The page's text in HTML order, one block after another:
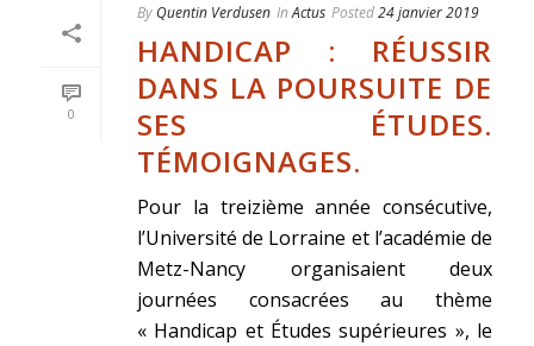
0
By Quentin Verdusen In Actus Posted24 janvier 2019
HANDICAP : RÉUSSIR
DANS LA POURSUITE DE
SES ÉTUDES.
TÉMOIGNAGES.
Pour la treizième année consécutive,
l’Université de Lorraine et l’académie de
Metz-Nancy organisaient deux
journées consacrées au thème
« Handicap et Études supérieures », le